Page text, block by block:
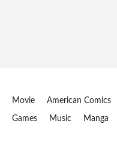
Movie American Comics
Games Music Manga